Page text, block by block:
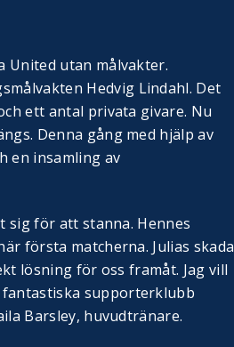
United utan målvakter.
Hedvig Lindahl. Det
ett antal privata givare. Nu
Denna gång med hjälp av
en insamling av
sig för att stanna. Hennes
första matcherna. Julias skada
lösning för oss framåt. Jag vill
supporterklubb
Barsley, huvudtränare.